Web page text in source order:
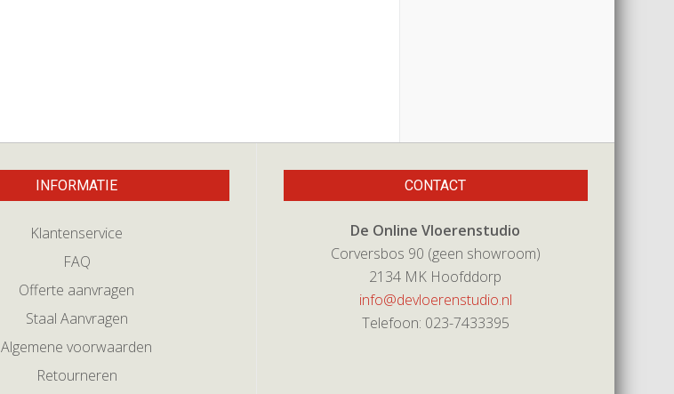
INFORMATIE
Klantenservice
FAQ
Offerte aanvragen
Staal Aanvragen
Algemene voorwaarden
Retourneren
CONTACT
De Online Vloerenstudio
Corversbos 90 (geen showroom)
2134 MK Hoofddorp
info@devloerenstudio.nl
Telefoon: 023-7433395